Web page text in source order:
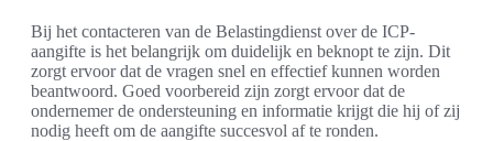
Bij het contacteren van de Belastingdienst over de ICP-
aangifte is het belangrijk om duidelijk en beknopt te zijn. Dit
zorgt ervoor dat de vragen snel en effectief kunnen worden
beantwoord. Goed voorbereid zijn zorgt ervoor dat de
ondernemer de ondersteuning en informatie krijgt die hij of zij
nodig heeft om de aangifte succesvol af te ronden.